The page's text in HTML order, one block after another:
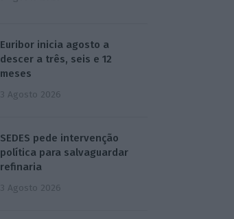
Euribor inicia agosto a
descer a três, seis e 12
meses
3 Agosto 2026
SEDES pede intervenção
política para salvaguardar
refinaria
3 Agosto 2026